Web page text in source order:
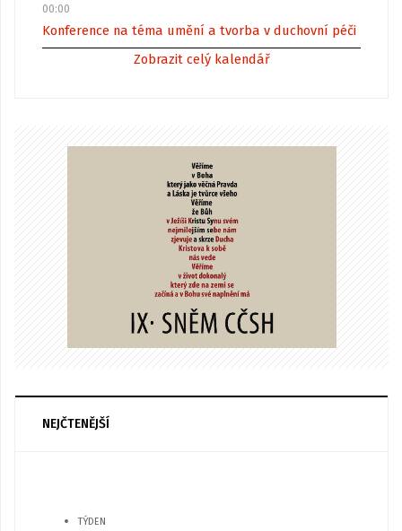
00:00
Konference na téma umění a tvorba v duchovní péči
Zobrazit celý kalendář
NEJČTENĚJŠÍ
TÝDEN